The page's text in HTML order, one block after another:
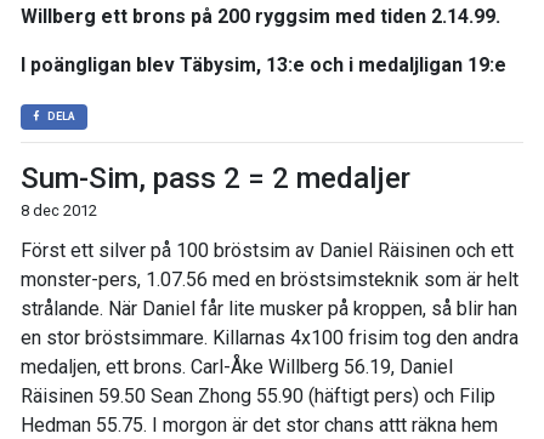
Willberg ett brons på 200 ryggsim med tiden 2.14.99.
I poängligan blev Täbysim, 13:e och i medaljligan 19:e
DELA
Sum-Sim, pass 2 = 2 medaljer
8 dec 2012
Först ett silver på 100 bröstsim av Daniel Räisinen och ett
monster-pers, 1.07.56 med en bröstsimsteknik som är helt
strålande. När Daniel får lite musker på kroppen, så blir han
en stor bröstsimmare. Killarnas 4x100 frisim tog den andra
medaljen, ett brons. Carl-Åke Willberg 56.19, Daniel
Räisinen 59.50 Sean Zhong 55.90 (häftigt pers) och Filip
Hedman 55.75. I morgon är det stor chans attt räkna hem